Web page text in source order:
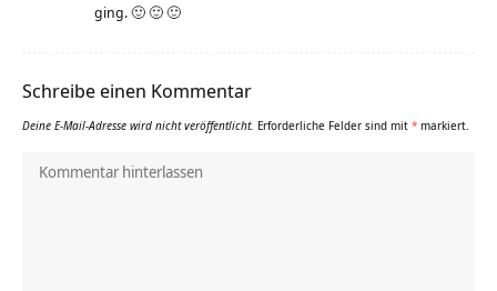
ging. 🙂 🙂 🙂
Schreibe einen Kommentar
Deine E-Mail-Adresse wird nicht veröffentlicht. Erforderliche Felder sind mit * markiert.